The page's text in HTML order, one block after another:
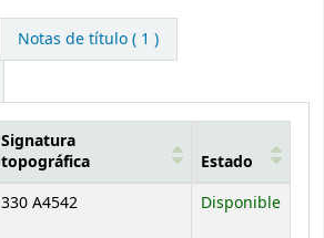
Notas de título ( 1 )
Signatura
topográfica
Estado
330 A4542 Disponible